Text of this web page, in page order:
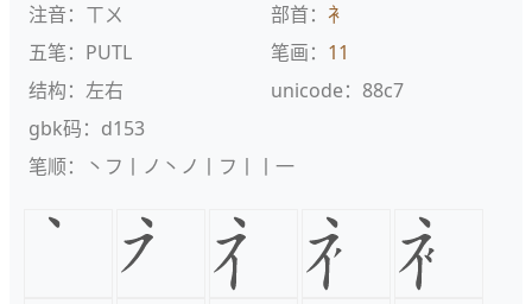
注音：ㄒㄨ
部首： 衤
五笔：PUTL
笔画： 11
结构：左右
unicode：88c7
gbk码：d153
笔顺：丶フ丨ノ丶ノ丨フ丨丨一